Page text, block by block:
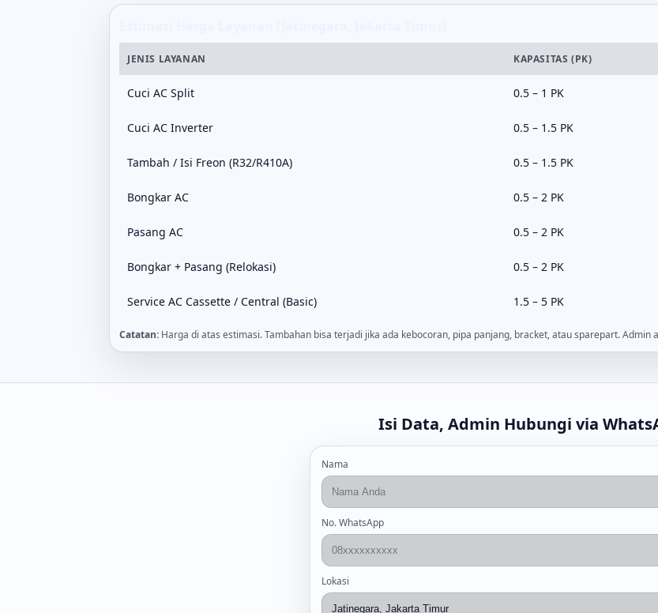
JENIS LAYANAN KAPASITAS (PK)
Cuci AC Split 0.5 – 1 PK
Cuci AC Inverter 0.5 – 1.5 PK
Tambah / Isi Freon (R32/R410A) 0.5 – 1.5 PK
Bongkar AC 0.5 – 2 PK
Pasang AC 0.5 – 2 PK
Bongkar + Pasang (Relokasi) 0.5 – 2 PK
Service AC Cassette / Central (Basic) 1.5 – 5 PK
Catatan: Harga di atas estimasi. Tambahan bisa terjadi jika ada kebocoran, pipa panjang, bracket, atau sparepart.
Isi Data, Admin Hubungi via
Nama
No. WhatsApp
Lokasi